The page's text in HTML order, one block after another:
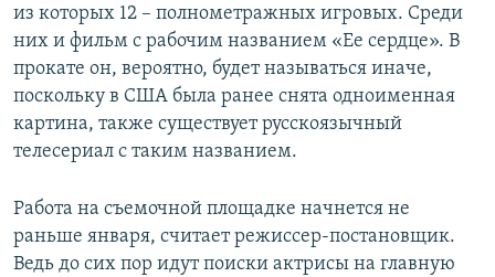
из которых 12 – полнометражных игровых. Среди
них и фильм с рабочим названием «Ее сердце». В
прокате он, вероятно, будет называться иначе,
поскольку в США была ранее снята одноименная
картина, также существует русскоязычный
телесериал с таким названием.
Работа на съемочной площадке начнется не
раньше января, считает режиссер-постановщик.
Ведь до сих пор идут поиски актрисы на главную